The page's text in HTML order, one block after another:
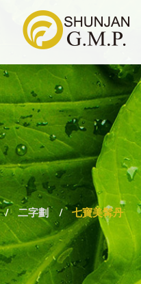
二字劃 七寶美髯丹